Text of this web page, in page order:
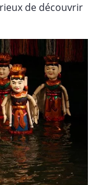
de découvrir